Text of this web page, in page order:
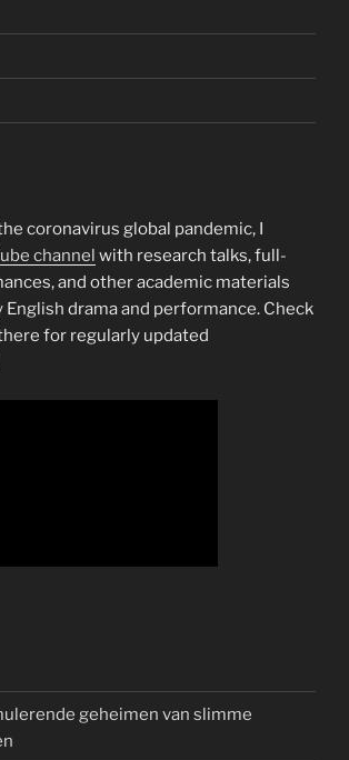
coronavirus global pandemic, I
channel with research talks, full-
and other academic materials
drama and performance. Check
for regularly updated
geheimen van slimme